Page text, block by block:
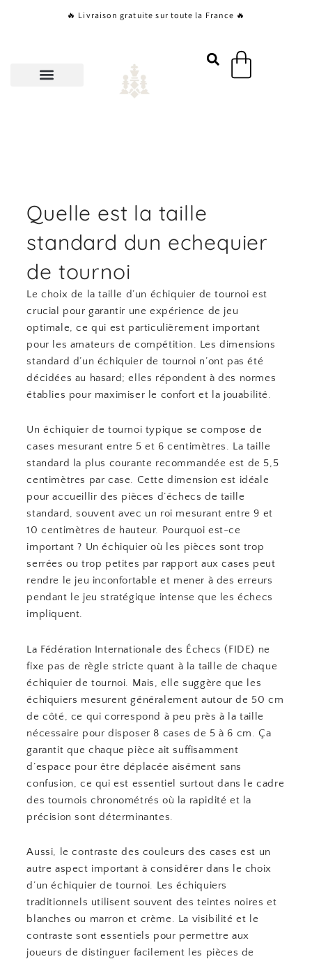
🔥 Livraison gratuite sur toute la France 🔥
Panier
Quelle est la taille
standard dun echequier
de tournoi
Le choix de la taille d’un échiquier de tournoi est
crucial pour garantir une expérience de jeu
optimale, ce qui est particulièrement important
pour les amateurs de compétition. Les dimensions
standard d’un échiquier de tournoi n’ont pas été
décidées au hasard; elles répondent à des normes
établies pour maximiser le confort et la jouabilité.
Un échiquier de tournoi typique se compose de
cases mesurant entre 5 et 6 centimètres. La taille
standard la plus courante recommandée est de 5,5
centimètres par case. Cette dimension est idéale
pour accueillir des pièces d’échecs de taille
standard, souvent avec un roi mesurant entre 9 et
10 centimètres de hauteur. Pourquoi est-ce
important ? Un échiquier où les pièces sont trop
serrées ou trop petites par rapport aux cases peut
rendre le jeu inconfortable et mener à des erreurs
pendant le jeu stratégique intense que les échecs
impliquent.
La Fédération Internationale des Échecs (FIDE) ne
fixe pas de règle stricte quant à la taille de chaque
échiquier de tournoi. Mais, elle suggère que les
échiquiers mesurent généralement autour de 50 cm
de côté, ce qui correspond à peu près à la taille
nécessaire pour disposer 8 cases de 5 à 6 cm. Ça
garantit que chaque pièce ait suffisamment
d’espace pour être déplacée aisément sans
confusion, ce qui est essentiel surtout dans le cadre
des tournois chronométrés où la rapidité et la
précision sont déterminantes.
Aussi, le contraste des couleurs des cases est un
autre aspect important à considérer dans le choix
d’un échiquier de tournoi. Les échiquiers
traditionnels utilisent souvent des teintes noires et
blanches ou marron et crème. La visibilité et le
contraste sont essentiels pour permettre aux
joueurs de distinguer facilement les pièces de